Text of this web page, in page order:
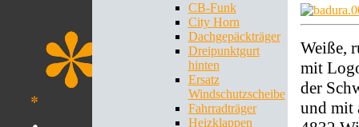
CB-Funk
City Horn
Dachgepäckträger
Dreipunktgurt
hinten
Ersatz
Windschutzscheibe
Fahrradträger
Heizklappen
Weiße,
mit
der
und mit